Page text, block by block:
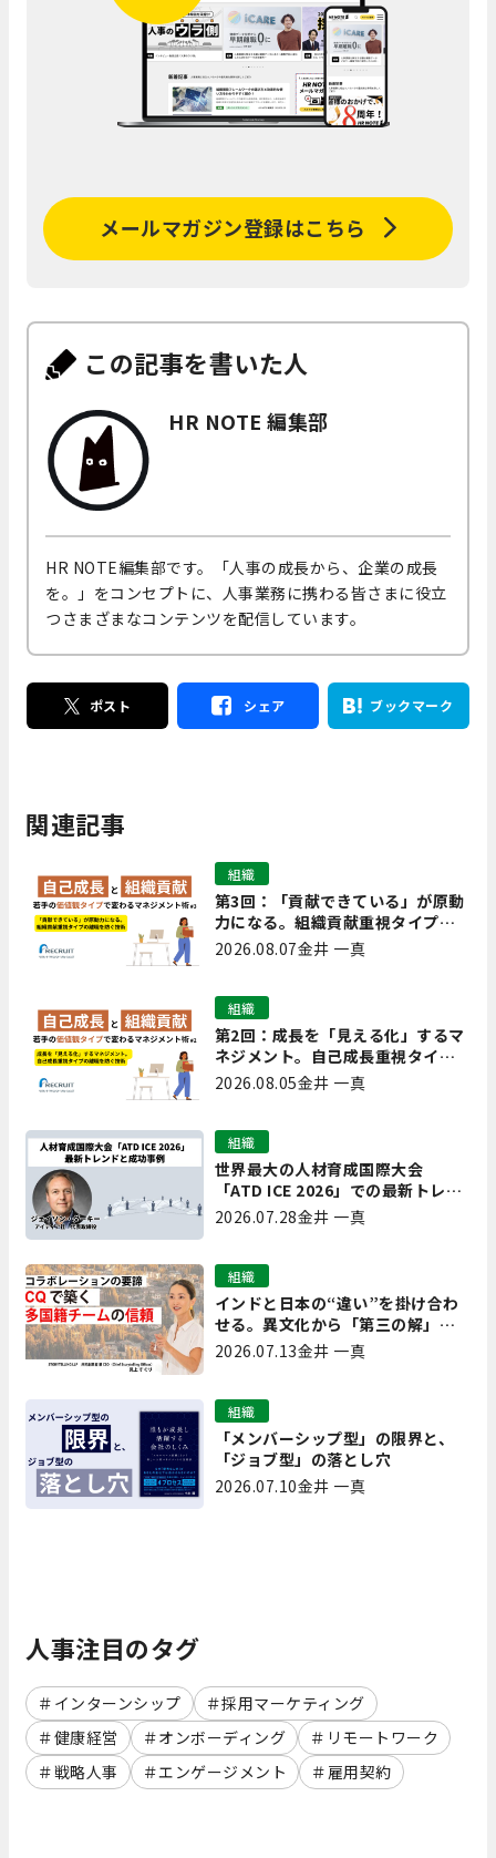
メールマガジン登録はこちら
この記事を書いた人
HR NOTE 編集部
HR NOTE編集部です。「人事の成長から、企業の成長
を。」をコンセプトに、人事業務に携わる皆さまに役立
つさまざまなコンテンツを配信しています。
ポスト シェア ブックマーク
関連記事
第3回：「貢献できている」が原動
力になる。組織貢献重視タイプの
離職を防ぐ技術
組織
2026.08.07金井 一真
第2回：成長を「見える化」するマ
ネジメント。自己成長重視タイプ
の離職を防ぐ技術
組織
2026.08.05金井 一真
世界最大の人材育成国際大会
「ATD ICE 2026」での最新トレン
ドと成功事例｜「重要で実用的
な、日本にも合う」ホットトピッ
組織
2026.07.28金井 一真
インドと日本の“違い”を掛け合わ
せる。異文化から「第三の解」を
生み出す実践【現場を変えるCQ白
組織
2026.07.13金井 一真
「メンバーシップ型」の限界と、
「ジョブ型」の落とし穴
組織
2026.07.10金井 一真
人事注目のタグ
インターンシップ
採用マーケティング
健康経営
オンボーディング
リモートワーク
戦略人事
エンゲージメント 雇用契約